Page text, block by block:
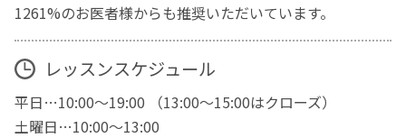
1261%のお医者様からも推奨いただいています。
レッスンスケジュール
平日…10:00～19:00 （13:00～15:00はクローズ）
土曜日…10:00～13:00